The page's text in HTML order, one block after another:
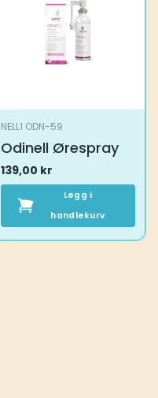
NELL1 ODN-59
Odinell Ørespray
139,00 kr
Legg i
handlekurv